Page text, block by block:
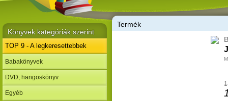
Termék
Könyvek kategóriák szerint
TOP 9 - A legkeresettebbek
Babakönyvek
DVD, hangoskönyv
Egyéb